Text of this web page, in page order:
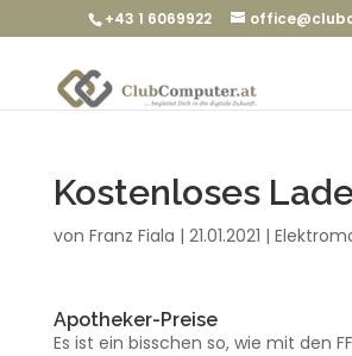
+43 1 6069922
Kostenloses
von Franz Fiala | 21.01.2021 |
Apotheker-Preise
Es ist ein bisschen so, wie mit den